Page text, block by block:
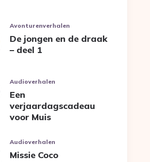
Avonturenverhalen
De jongen en de draak
– deel 1
Audioverhalen
Een
verjaardagscadeau
voor Muis
Audioverhalen
Missie Coco